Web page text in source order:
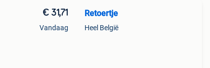
€ 31,71
Vandaag
Retoertje
Heel België